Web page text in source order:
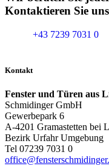
Kontaktieren Sie
+43 7239 7031 0
Kontakt
Fenster und Türen aus
Schmidinger GmbH
Gewerbepark 6
A-4201 Gramastetten bei
Bezirk Urfahr Umgebung
Tel 07239 7031 0